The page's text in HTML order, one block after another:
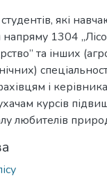
які
напряму 1304
та інших
і
курсів
любителів